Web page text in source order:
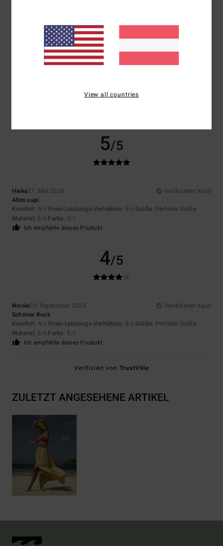
Größe
Zu klein Zu groß
5/5
Heike27. Mai 2026
Verifizierter Kauf
Alles supi
Komfort: 5/5 Preis-Leistungs-Verhältnis: 5/5 Größe: Perfekte Größe
Material: 5 /5 Farbe: 5/5
Ich empfehle dieses Produkt
4/5
Nicole25. September 2025
Verifizierter Kauf
Schöner Rock
Komfort: 4/5 Preis-Leistungs-Verhältnis: 4/5 Größe: Perfekte Größe
Material: 5 /5 Farbe: 5/5
Ich empfehle dieses Produkt
Verifiziert von TrustVille
ZULETZT ANGESEHENE ARTIKEL
View all countries